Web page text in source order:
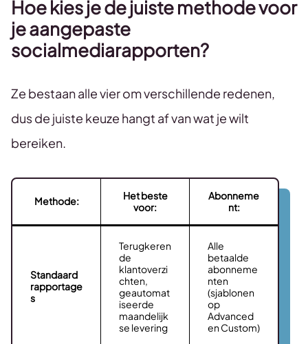
Hoe kies je de juiste methode voor
je aangepaste
socialmediarapporten?
Ze bestaan ​​alle vier om verschillende redenen,
dus de juiste keuze hangt af van wat je wilt
bereiken.
Methode:
Het beste
voor:
Abonneme
nt:
Standaard
rapportage
s
Terugkeren
de
klantoverzi
chten,
geautomat
iseerde
maandelijk
se levering
Alle
betaalde
abonneme
nten
(sjablonen
op
Advanced
en Custom)